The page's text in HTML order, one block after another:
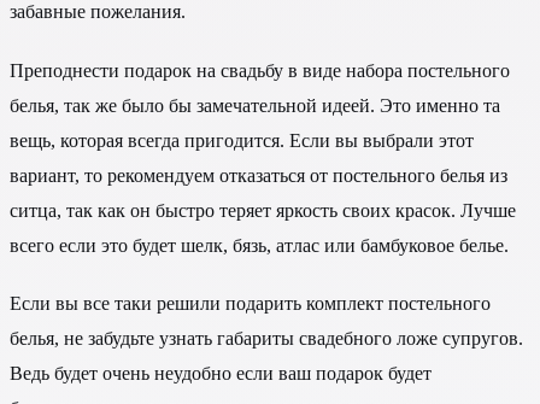
забавные пожелания.
Преподнести подарок на свадьбу в виде набора постельного
белья, так же было бы замечательной идеей. Это именно та
вещь, которая всегда пригодится. Если вы выбрали этот
вариант, то рекомендуем отказаться от постельного белья из
ситца, так как он быстро теряет яркость своих красок. Лучше
всего если это будет шелк, бязь, атлас или бамбуковое белье.
Если вы все таки решили подарить комплект постельного
белья, не забудьте узнать габариты свадебного ложе супругов.
Ведь будет очень неудобно если ваш подарок будет